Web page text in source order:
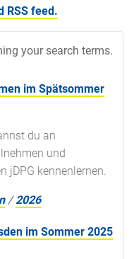
RSS feed.
your search terms.
(newest first)
im Spätsommer
du an
und
jDPG kennenlernen.
/2026
im Sommer 2025